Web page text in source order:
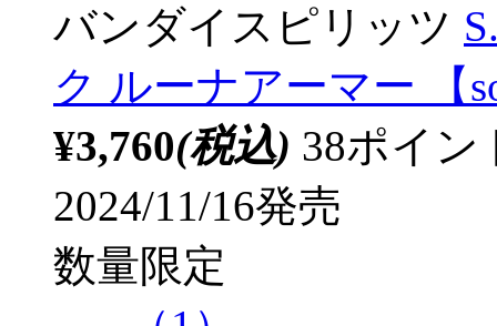
バンダイスピリッツ
ク ルーナアーマー 【
¥3,760(税込) 38ポイ
2024/11/16発売
数量限定